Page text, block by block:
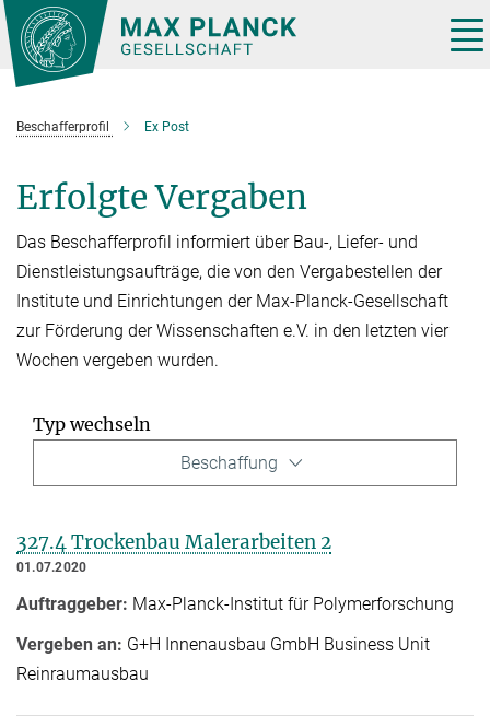
Hauptinhalt
Beschafferprofil Ex Post
Erfolgte Vergaben
Das Beschafferprofil informiert über Bau-, Liefer- und
Dienstleistungsaufträge, die von den Vergabestellen der
Institute und Einrichtungen der Max-Planck-Gesellschaft
zur Förderung der Wissenschaften e.V. in den letzten vier
Wochen vergeben wurden.
Typ wechseln
Beschaffung
327.4 Trockenbau Malerarbeiten 2
01.07.2020
Auftraggeber: Max-Planck-Institut für Polymerforschung
Vergeben an: G+H Innenausbau GmbH Business Unit
Reinraumausbau